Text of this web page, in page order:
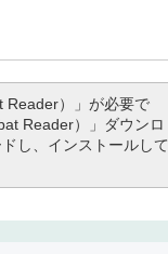
Reader）」が必要で
Reader）」ダウンロ
し、インストールして